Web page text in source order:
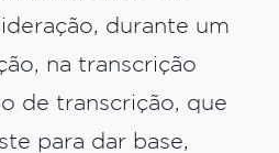
durante um
na transcrição
de transcrição, que
para dar base,